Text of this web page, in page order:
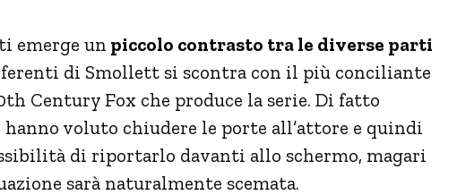
emerge un piccolo contrasto tra le diverse parti
di Smollett si scontra con il più conciliante
Century Fox che produce la serie. Di fatto
voluto chiudere le porte all’attore e quindi
di riportarlo davanti allo schermo, magari
sarà naturalmente scemata.